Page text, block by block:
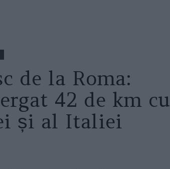
de la Roma:
42 de km cu
și al Italiei